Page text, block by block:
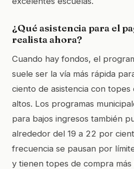
¿Qué asistencia para el
realista ahora?
Cuando hay fondos, el
suele ser la vía más rápida
ciento de asistencia con topes
altos. Los programas
para bajos ingresos también
alrededor del 19 a 22 por
frecuencia se pausan por
y tienen topes de compra más